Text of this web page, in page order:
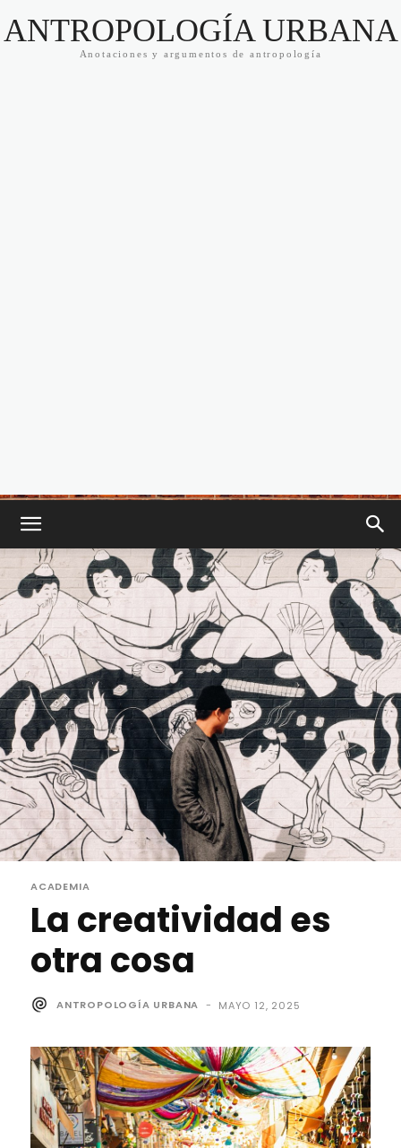
ANTROPOLOGÍA URBANA
Anotaciones y argumentos de antropología
ACADEMIA
La creatividad es
otra cosa
ANTROPOLOGÍA URBANA - MAYO 12, 2025